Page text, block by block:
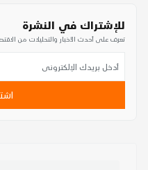
للإشتراك في النشرة
تعرف على أحدث الأخبار والتحليلات من